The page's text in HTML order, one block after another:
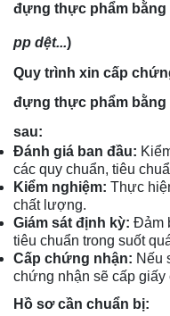
đựng thực phẩm bằng
pp dệt...)
Quy trình xin cấp
đựng thực phẩm
sau:
Đánh giá ban đầu:
các quy chuẩn, tiêu
Kiểm nghiệm: Thực
chất lượng.
Giám sát định kỳ: Đảm
tiêu chuẩn trong suốt
Cấp chứng nhận: Nếu
chứng nhận sẽ cấp
Hồ sơ cần chuẩn bị: